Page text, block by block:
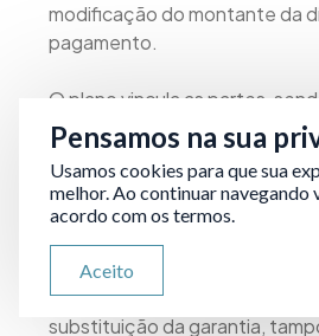
modificação do montante da
pagamento.
O plano vincula as partes,
credores a possibilidade de
(parágrafo 5º, artigo 161 da Lei
salvo na hipótese de anuência
demais signatários.
Ainda, não poderá o plano
bem gravado por garantia real,
substituição da garantia,
Pensamos na sua
Usamos cookies para que sua
melhor. Ao continuar navegando
acordo com os termos.
Aceito